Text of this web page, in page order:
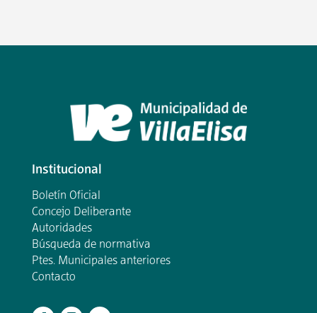
Institucional
Boletín Oficial
Concejo Deliberante
Autoridades
Búsqueda de normativa
Ptes. Municipales anteriores
Contacto